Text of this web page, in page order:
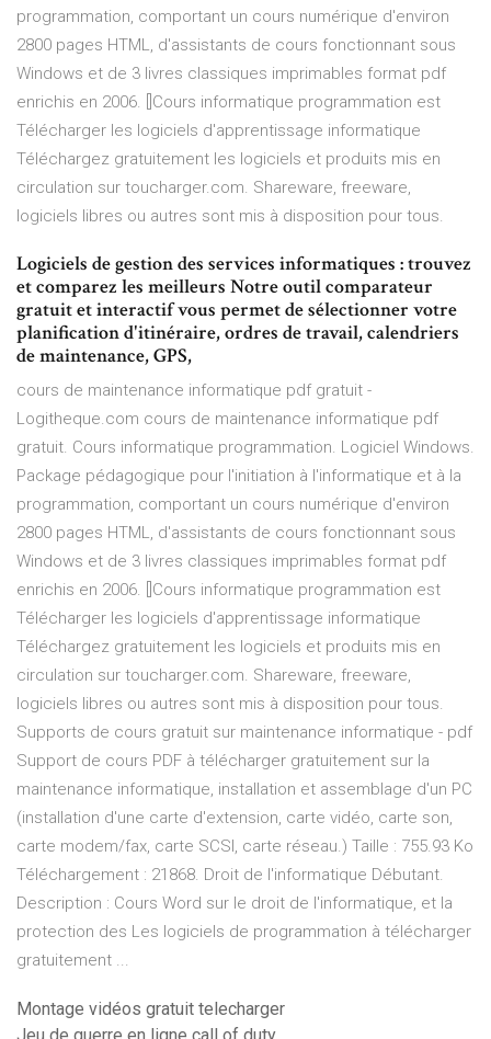
programmation, comportant un cours numérique d'environ
2800 pages HTML, d'assistants de cours fonctionnant sous
Windows et de 3 livres classiques imprimables format pdf
enrichis en 2006. []Cours informatique programmation est
Télécharger les logiciels d'apprentissage informatique
Téléchargez gratuitement les logiciels et produits mis en
circulation sur toucharger.com. Shareware, freeware,
logiciels libres ou autres sont mis à disposition pour tous.
Logiciels de gestion des services informatiques : trouvez
et comparez les meilleurs Notre outil comparateur
gratuit et interactif vous permet de sélectionner votre
planification d'itinéraire, ordres de travail, calendriers
de maintenance, GPS,
cours de maintenance informatique pdf gratuit -
Logitheque.com cours de maintenance informatique pdf
gratuit. Cours informatique programmation. Logiciel Windows.
Package pédagogique pour l'initiation à l'informatique et à la
programmation, comportant un cours numérique d'environ
2800 pages HTML, d'assistants de cours fonctionnant sous
Windows et de 3 livres classiques imprimables format pdf
enrichis en 2006. []Cours informatique programmation est
Télécharger les logiciels d'apprentissage informatique
Téléchargez gratuitement les logiciels et produits mis en
circulation sur toucharger.com. Shareware, freeware,
logiciels libres ou autres sont mis à disposition pour tous.
Supports de cours gratuit sur maintenance informatique - pdf
Support de cours PDF à télécharger gratuitement sur la
maintenance informatique, installation et assemblage d'un PC
(installation d'une carte d'extension, carte vidéo, carte son,
carte modem/fax, carte SCSI, carte réseau.) Taille : 755.93 Ko
Téléchargement : 21868. Droit de l'informatique Débutant.
Description : Cours Word sur le droit de l'informatique, et la
protection des Les logiciels de programmation à télécharger
gratuitement ...
Montage vidéos gratuit telecharger